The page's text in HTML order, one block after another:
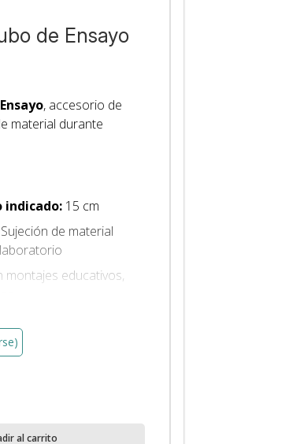
de Ensayo
, accesorio de
material durante
indicado:15 cm
de material
educativos,
montajes y
compatible
al carrito